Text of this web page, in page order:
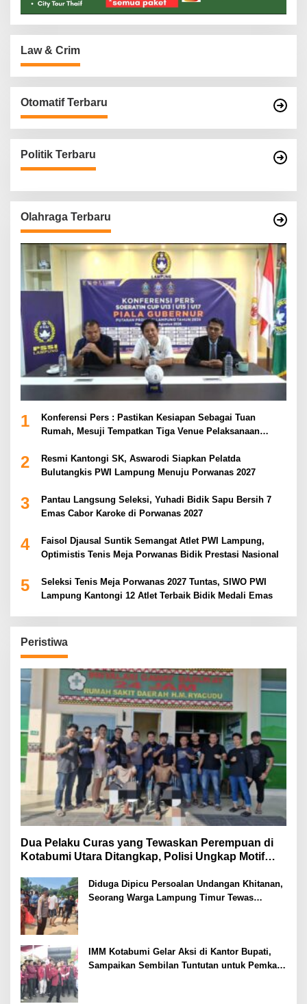
Law & Crim
Otomatif Terbaru
Politik Terbaru
Olahraga Terbaru
1
Konferensi Pers : Pastikan Kesiapan Sebagai Tuan
Rumah, Mesuji Tempatkan Tiga Venue Pelaksanaan
2
Resmi Kantongi SK, Aswarodi Siapkan Pelatda
Bulutangkis PWI Lampung Menuju Porwanas 2027
3
Pantau Langsung Seleksi, Yuhadi Bidik Sapu Bersih 7
Emas Cabor Karoke di Porwanas 2027
4
Faisol Djausal Suntik Semangat Atlet PWI Lampung,
Optimistis Tenis Meja Porwanas Bidik Prestasi Nasional
5
Seleksi Tenis Meja Porwanas 2027 Tuntas, SIWO PWI
Lampung Kantongi 12 Atlet Terbaik Bidik Medali Emas
Peristiwa
Dua Pelaku Curas yang Tewaskan Perempuan di
Kotabumi Utara Ditangkap, Polisi Ungkap Motif
Diduga Dipicu Persoalan Undangan Khitanan,
Seorang Warga Lampung Timur Tewas
IMM Kotabumi Gelar Aksi di Kantor Bupati,
Sampaikan Sembilan Tuntutan untuk Pemkab